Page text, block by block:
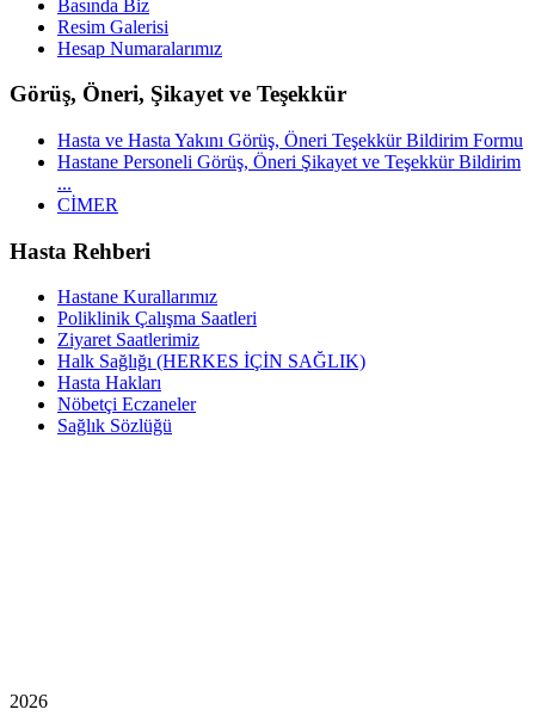
Basında Biz
Resim Galerisi
Hesap Numaralarımız
Görüş, Öneri, Şikayet ve Teşekkür
Hasta ve Hasta Yakını Görüş, Öneri Teşekkür Bildirim Formu
Hastane Personeli Görüş, Öneri Şikayet ve Teşekkür Bildirim
...
CİMER
Hasta Rehberi
Hastane Kurallarımız
Poliklinik Çalışma Saatleri
Ziyaret Saatlerimiz
Halk Sağlığı (HERKES İÇİN SAĞLIK)
Hasta Hakları
Nöbetçi Eczaneler
Sağlık Sözlüğü
2026